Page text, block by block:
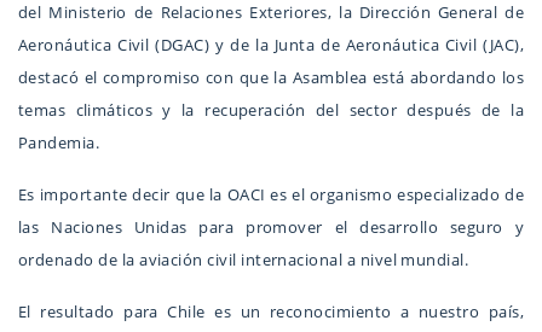
del Ministerio de Relaciones Exteriores, la Dirección General de
Aeronáutica Civil (DGAC) y de la Junta de Aeronáutica Civil (JAC),
destacó el compromiso con que la Asamblea está abordando los
temas climáticos y la recuperación del sector después de la
Pandemia.
Es importante decir que la OACI es el organismo especializado de
las Naciones Unidas para promover el desarrollo seguro y
ordenado de la aviación civil internacional a nivel mundial.
El resultado para Chile es un reconocimiento a nuestro país,